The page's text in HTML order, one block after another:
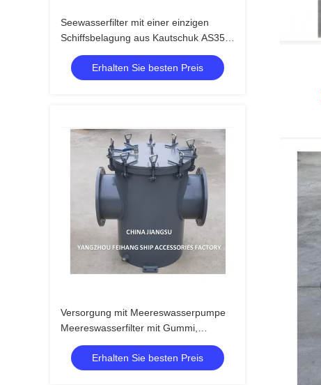
Seewasserfilter mit einer einzigen
Schiffsbelagung aus Kautschuk AS350
CB/T497-2012 Seewasserfilter mit
einer einzigen Schiffsbelagung aus
Kautschuk
Erhalten Sie besten Preis
Versorgung mit Meereswasserpumpe
Meereswasserfilter mit Gummi,
Inhalationsfilter AS350 CB/T 497-94 -
Feihang Marine
Erhalten Sie besten Preis